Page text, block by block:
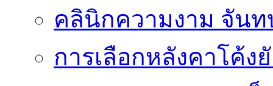
คลินิกความงาม จันท
การเลือกหลังคาโค้